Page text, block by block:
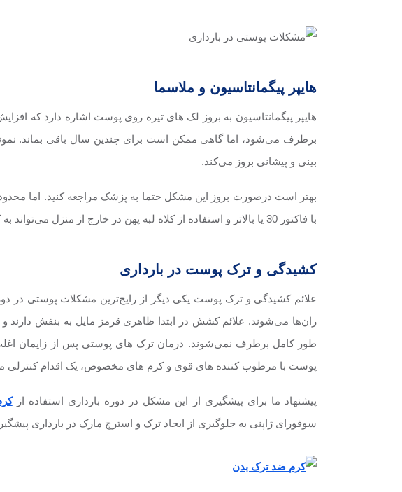
هایپر پیگمانتاسیون و ملاسما
‌هایپر پیگمانتاسیون به بروز لک های تیره روی پوست اشاره دارد که
برطرف می‌شود، اما گاهی ممکن است برای چندین سال باقی بماند.
بینی و پیشانی بروز می‌کند.
بهتر است درصورت بروز این مشکل حتما به پزشک مراجعه کنید. اما محدود کردن قرار گرفتن
با فاکتور 30 یا بالاتر و استفاده از کلاه لبه پهن در خارج از منزل می‌تواند به کاهش علائم کمک کند.
کشیدگی و ترک پوست در بارداری
علائم کشیدگی و ترک پوست یکی دیگر از رایج‌ترین مشکلات پوستی در
ران‌ها می‌شوند. علائم کشش در ابتدا ظاهری قرمز مایل به بنفش دارند
طور کامل برطرف نمی‌شوند. درمان ترک های پوستی پس از زایمان
پوست با مرطوب کننده های قوی و کرم های مخصوص، یک اقدام کنترلی
پیشنهاد ما برای پیشگیری از این مشکل در دوره بارداری استفاده از
سوفورای ژاپنی به جلوگیری از ایجاد ترک و استرچ مارک در بارداری